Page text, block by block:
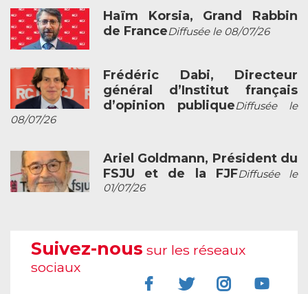
Haïm Korsia, Grand Rabbin
de FranceDiffusée le 08/07/26
Frédéric Dabi, Directeur
général d’Institut français
d’opinion publiqueDiffusée le
08/07/26
Ariel Goldmann, Président du
FSJU et de la FJFDiffusée le
01/07/26
Suivez-nous sur les réseaux
sociaux